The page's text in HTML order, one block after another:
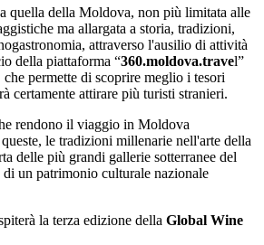
quella della Moldova, non più limitata alle
ma allargata a storia, tradizioni,
attraverso l'ausilio di attività
della piattaforma “360.moldova.travel”
permette di scoprire meglio i tesori
certamente attirare più turisti stranieri.
rendono il viaggio in Moldova
le tradizioni millenarie nell'arte della
delle più grandi gallerie sotterranee del
un patrimonio culturale nazionale
la terza edizione della Global Wine